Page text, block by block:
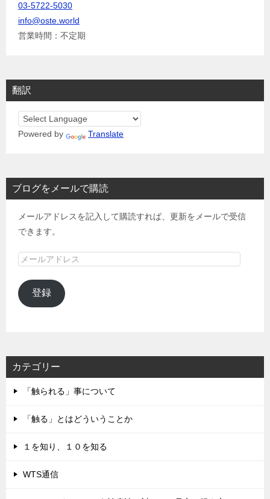
03-5722-5030
info@oste.world
営業時間：不定期
翻訳
Powered by Translate
ブログをメールで購読
メールアドレスを記入して購読すれば、更新をメールで受信
できます。
メ
ル
ア
登録
カテゴリー
「触られる」事について
「触る」とはどういうことか
１を知り、１０を知る
WTS通信